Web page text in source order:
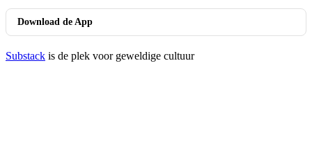
Download de App
Substack is de plek voor geweldige cultuur